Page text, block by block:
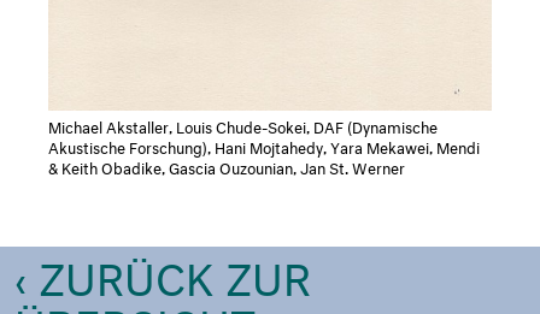
Michael Akstaller, Louis Chude-Sokei, DAF (Dynamische
Akustische Forschung), Hani Mojtahedy, Yara Mekawei, Mendi
& Keith Obadike, Gascia Ouzounian, Jan St. Werner
‹ ZURÜCK ZUR